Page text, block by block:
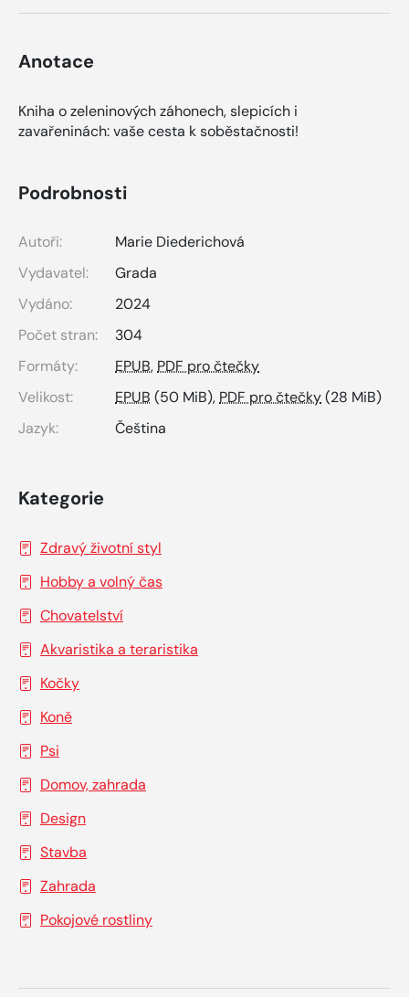
Anotace
Kniha o zeleninových záhonech, slepicích i
zavařeninách: vaše cesta k soběstačnosti!
Podrobnosti
Autoři:
Marie Diederichová
Vydavatel:
Grada
Vydáno:
2024
Počet stran:
304
Formáty:
EPUB, PDF pro čtečky
Velikost:
EPUB (50 MiB), PDF pro čtečky(28 MiB)
Jazyk:
Čeština
Kategorie
Zdravý životní styl
Hobby a volný čas
Chovatelství
Akvaristika a teraristika
Kočky
Koně
Psi
Domov, zahrada
Design
Stavba
Zahrada
Pokojové rostliny